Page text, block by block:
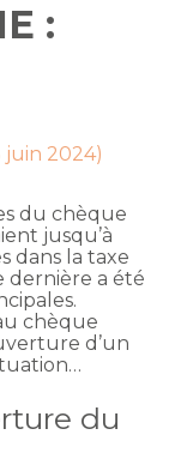
:
juin 2024)
du chèque
jusqu’à
dans la taxe
dernière a été
chèque
d’un
du